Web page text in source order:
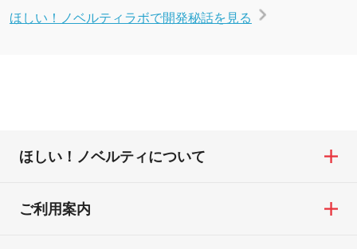
ほしい！ノベルティラボで開発秘話を見る
ほしい！ノベルティについて
ご利用案内